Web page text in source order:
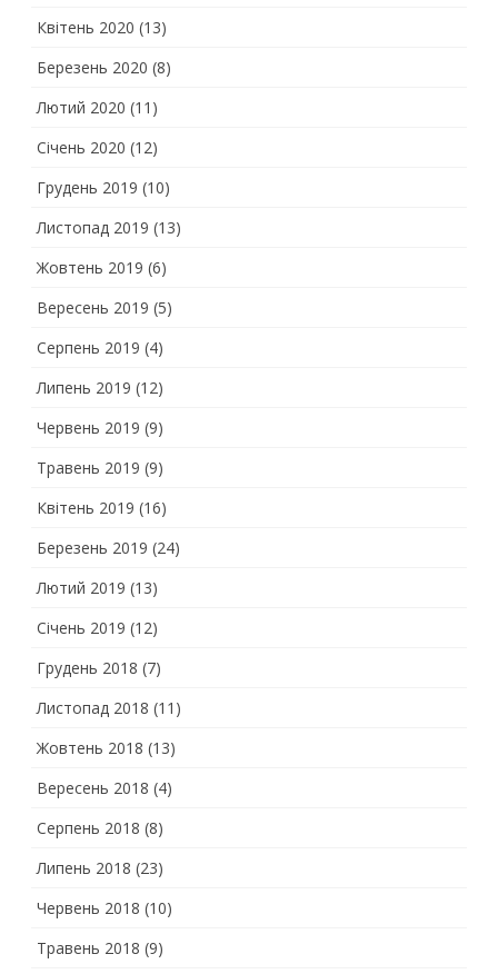
Квітень 2020 (13)
Березень 2020 (8)
Лютий 2020 (11)
Січень 2020 (12)
Грудень 2019 (10)
Листопад 2019 (13)
Жовтень 2019 (6)
Вересень 2019 (5)
Серпень 2019 (4)
Липень 2019 (12)
Червень 2019 (9)
Травень 2019 (9)
Квітень 2019 (16)
Березень 2019 (24)
Лютий 2019 (13)
Січень 2019 (12)
Грудень 2018 (7)
Листопад 2018 (11)
Жовтень 2018 (13)
Вересень 2018 (4)
Серпень 2018 (8)
Липень 2018 (23)
Червень 2018 (10)
Травень 2018 (9)